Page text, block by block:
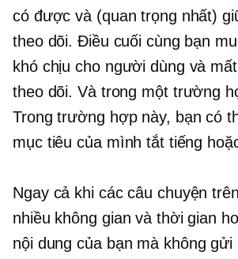
có được và (quan trọng nhất)
theo dõi. Điều cuối cùng bạn
khó chịu cho người dùng và
theo dõi. Và trong một trường
Trong trường hợp này, bạn có
mục tiêu của mình tắt tiếng
Ngay cả khi các câu chuyện
nhiều không gian và thời gian
nội dung của bạn mà không gửi